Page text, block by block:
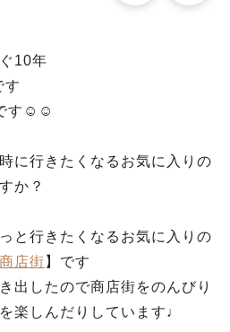
10年
す
す☺︎☺︎
に行きたくなるお気に入りの
か？
と行きたくなるお気に入りの
店街 】です
出したので商店街をのんびり
楽しんだりしています♩